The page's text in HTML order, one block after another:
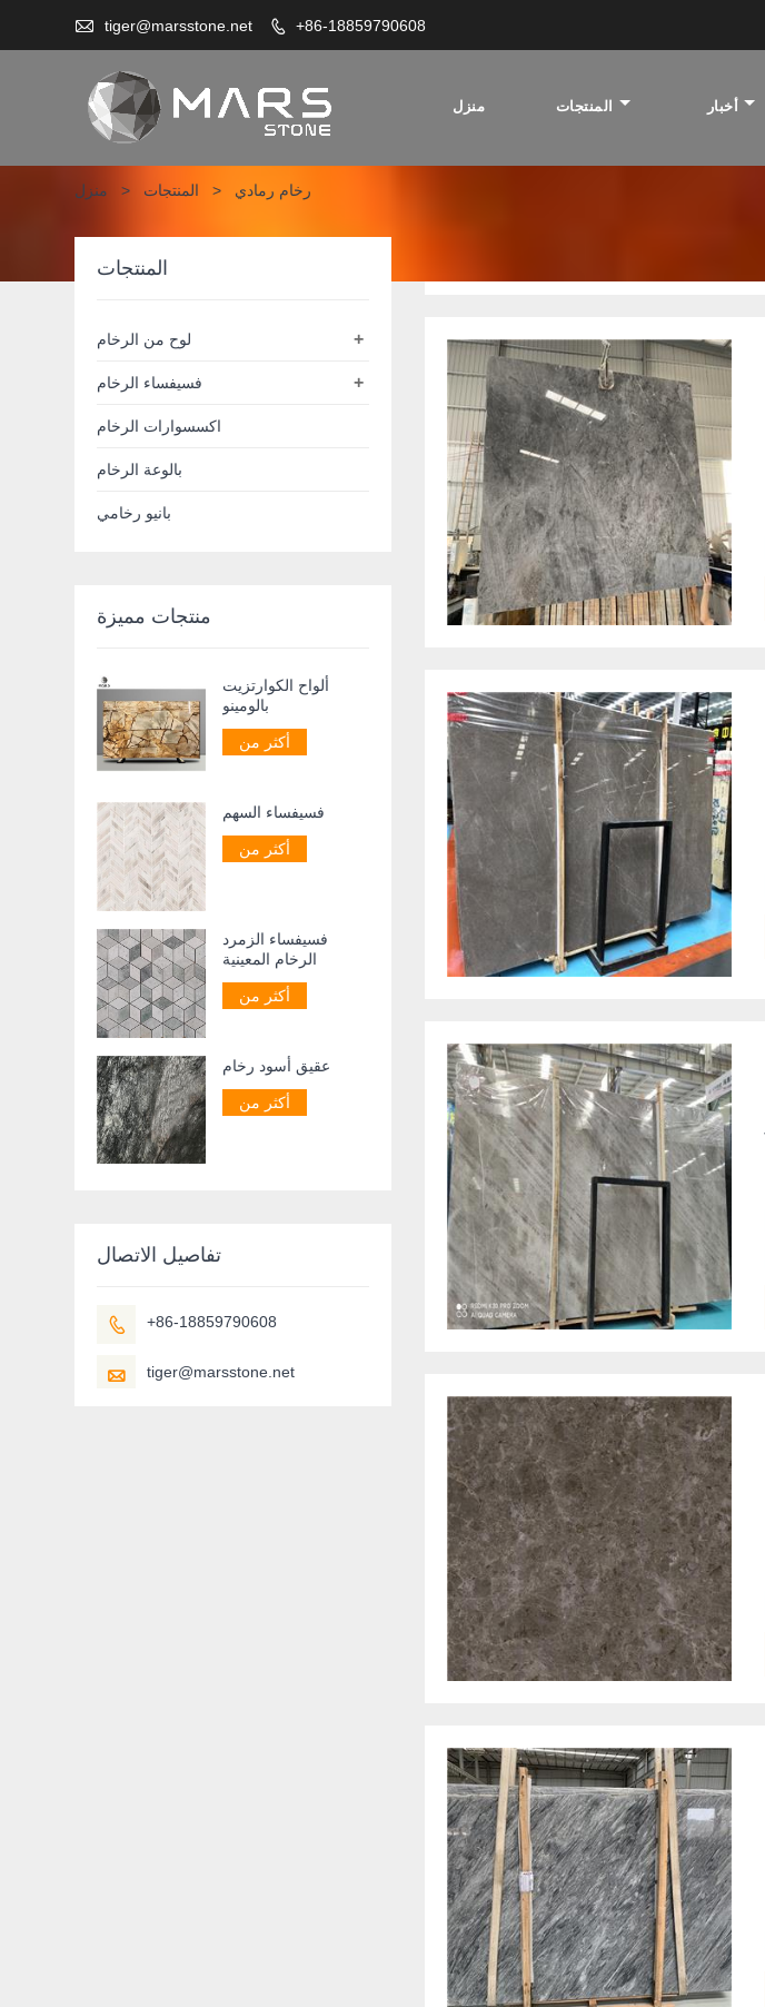
 tiger@marsstone.net  +86-18859790608
منزل المنتجات أخبار
منزل > المنتجات > رخام رمادي
المنتجات
+ لوح من الرخام
+ فسيفساء الرخام
اكسسوارات الرخام
بالوعة الرخام
بانيو رخامي
منتجات مميزة
ألواح الكوارتزيت
بالومينو
أكثر من
فسيفساء السهم
أكثر من
فسيفساء الزمرد
الرخام المعينية
أكثر من
عقيق أسود رخام
أكثر من
تفاصيل الاتصال
 +86-18859790608
 tiger@marsstone.net